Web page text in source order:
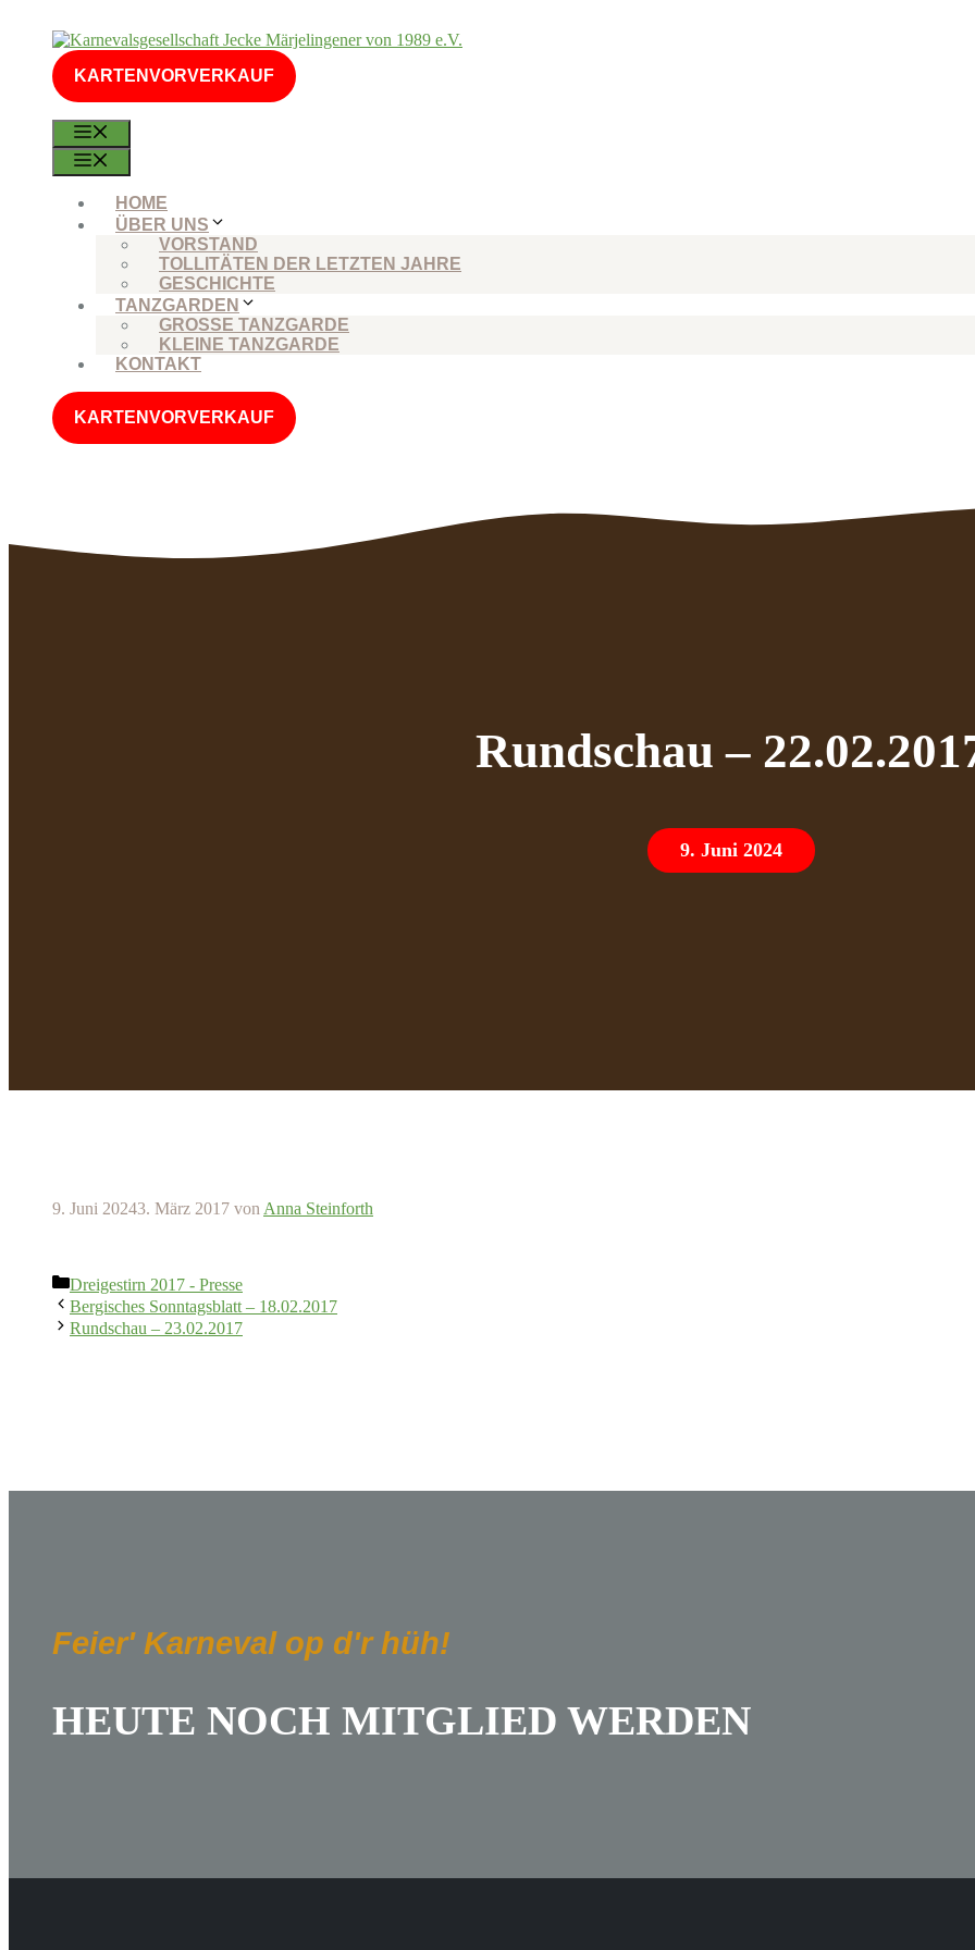
springen
KARTENVORVERKAUF
HOME
ÜBER UNS
VORSTAND
TOLLITÄTEN DER LETZTEN JAHRE
GESCHICHTE
TANZGARDEN
GROSSE TANZGARDE
KLEINE TANZGARDE
KONTAKT
KARTENVORVERKAUF
Rundschau –
9. Juni 2024
9. Juni 20243. März 2017 von Anna Steinforth
Kategorien
Dreigestirn 2017 - Presse
Bergisches Sonntagsblatt – 18.02.2017
Rundschau – 23.02.2017
Feier' Karneval op d'r hüh!
HEUTE NOCH MITGLIED WERDEN